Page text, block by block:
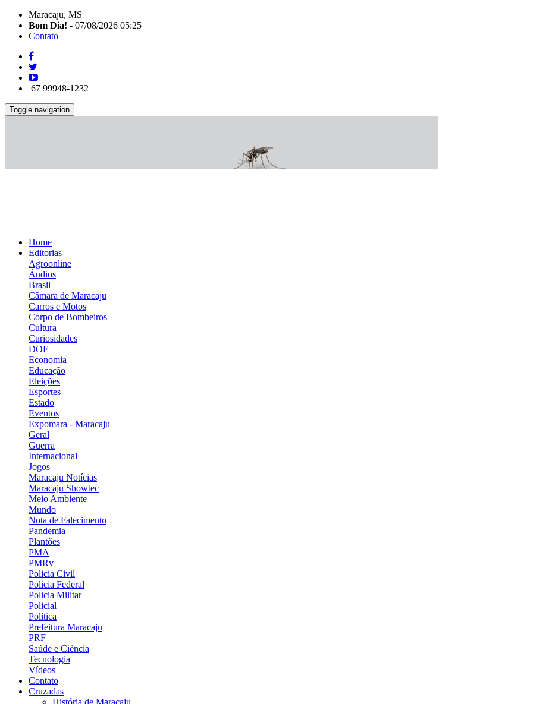
Maracaju, MS
Bom Dia! - 07/08/2026 05:25
Contato
67 99948-1232
Toggle navigation
Home
Editorias
Agroonline
Áudios
Brasil
Câmara de Maracaju
Carros e Motos
Corpo de Bombeiros
Cultura
Curiosidades
DOF
Economia
Educação
Eleições
Esportes
Estado
Eventos
Expomara - Maracaju
Geral
Guerra
Internacional
Jogos
Maracaju Notícias
Maracaju Showtec
Meio Ambiente
Mundo
Nota de Falecimento
Pandemia
Plantões
PMA
PMRv
Policia Civil
Policia Federal
Policia Militar
Policial
Política
Prefeitura Maracaju
PRF
Saúde e Ciência
Tecnologia
Vídeos
Contato
Cruzadas
História de Maracaju